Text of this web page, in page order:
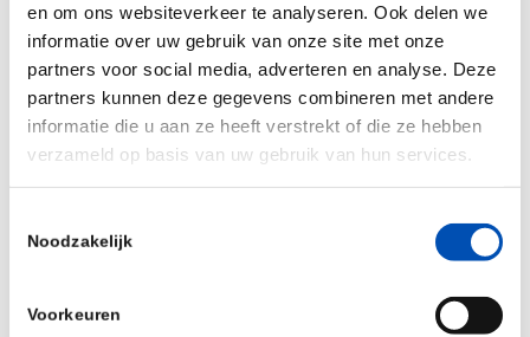
en om ons websiteverkeer te analyseren. Ook delen we
informatie over uw gebruik van onze site met onze
partners voor social media, adverteren en analyse. Deze
partners kunnen deze gegevens combineren met andere
informatie die u aan ze heeft verstrekt of die ze hebben
verzameld op basis van uw gebruik van hun services.
Noodzakelijk
Voorkeuren
📅6 November 2025
📍 Plus Ultra Amsterdam, Tafelbergweg 35B
Deel dit stuk